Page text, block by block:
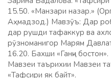
15.50. «Манзари назар.»
Аҳмадзод.) Мавзӯъ: Дар
дар рушди тафаккур ва
рӯзноманигор Марям
16.20. Бахши «Ганҷи
Мавзеи таърихии Мавзеи
«Тафсири як байт».